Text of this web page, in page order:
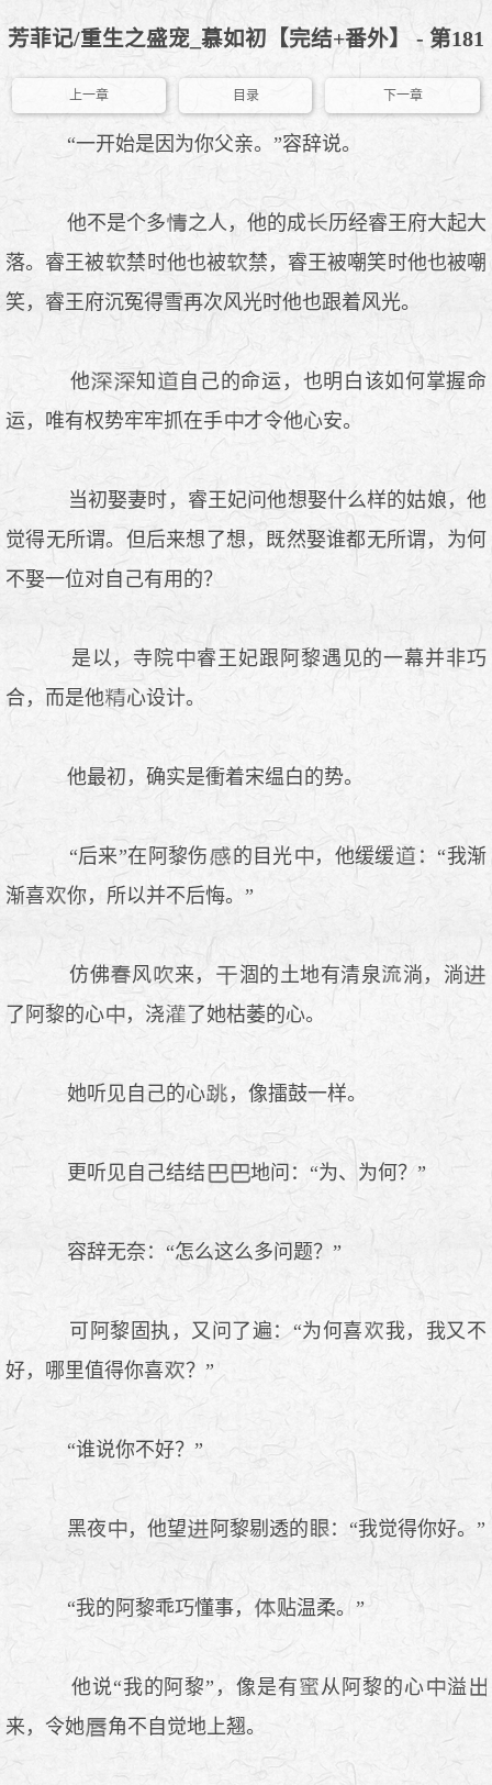
芳菲记/重生之盛宠_慕如初【完结+番外】 - 第181
上一章 目录 下一章
“一开始是因为你父亲。”容辞说。
他不是个多 之人，他的成
历经睿王府大起大
落。睿王被
禁时他也被
禁，睿王被嘲笑时他也被嘲
笑，睿王府沉冤得雪再次风光时他也跟着风光。
他 知
自己的命运，也明白该如何掌握命
运，唯有权势牢牢抓在手
才令他心安。
当初娶妻时，睿王妃问他想娶什么样的姑娘，他
觉得无所谓。但后来想了想，既然娶谁都无所谓，为何
不娶一位对自己有用的？
是以，寺院
睿王妃跟阿黎遇见的一幕并非巧
合，而是他
心设计。
他最初，确实是衝着宋缊白的势。
“后来”在阿黎伤 的目光 ，他缓缓
：“我渐
渐喜
你，所以并不后悔。”
仿佛 风 来， 涸的土地有清泉
淌，淌
了阿黎的心
，浇 了她枯萎的心。
她听见自己的心 ，像擂鼓一样。
更听见自己结结 地问：“为、为何？”
容辞无奈：“怎么这么多问题？”
可阿黎固执，又问了遍：“为何喜
我，我又不
好，哪里值得你喜
？”
“谁说你不好？”
黑夜 ，他望 阿黎剔透的 ：“我觉得你好。”
“我的阿黎乖巧懂事， 贴温柔。”
他说“我的阿黎”，像是有 从阿黎的心
溢
来，令她
角不自觉地上翘。